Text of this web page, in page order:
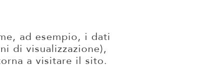
ad esempio, i dati
di visualizzazione),
a visitare il sito.